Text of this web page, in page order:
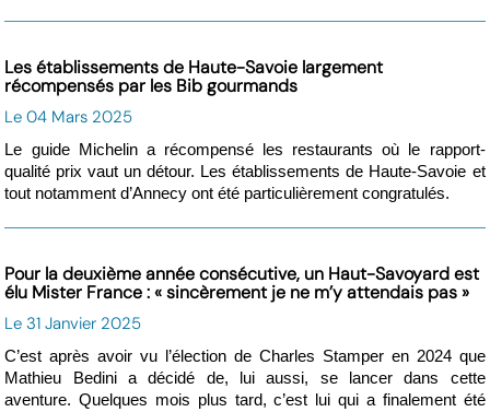
Les établissements de Haute-Savoie largement
récompensés par les Bib gourmands
Le 04 Mars 2025
Le guide Michelin a récompensé les restaurants où le rapport-
qualité prix vaut un détour. Les établissements de Haute-Savoie et
tout notamment d’Annecy ont été particulièrement congratulés.
Pour la deuxième année consécutive, un Haut-Savoyard est
élu Mister France : « sincèrement je ne m’y attendais pas »
Le 31 Janvier 2025
C’est après avoir vu l’élection de Charles Stamper en 2024 que
Mathieu Bedini a décidé de, lui aussi, se lancer dans cette
aventure. Quelques mois plus tard, c’est lui qui a finalement été